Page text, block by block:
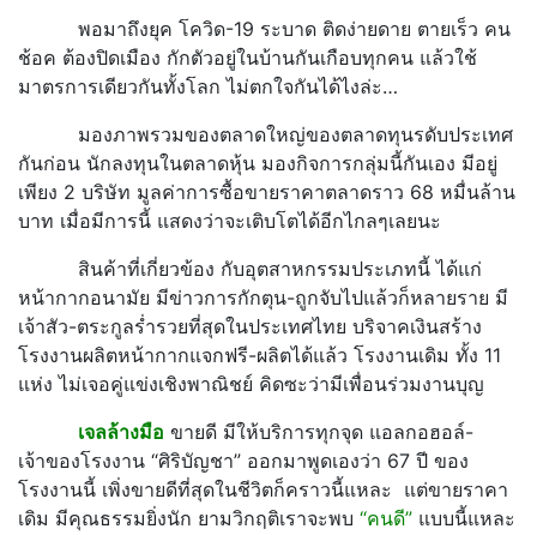
พอมาถึงยุค โควิด-19 ระบาด ติดง่ายดาย ตายเร็ว คน
ช้อค ต้องปิดเมือง กักตัวอยู่ในบ้านกันเกือบทุกคน แล้วใช้
มาตรการเดียวกันทั้งโลก ไม่ตกใจกันได้ไงล่ะ…
มองภาพรวมของตลาดใหญ่ของตลาดทุนรดับประเทศ
กันก่อน นักลงทุนในตลาดหุ้น มองกิจการกลุ่มนี้กันเอง มีอยู่
เพียง 2 บริษัท มูลค่าการซื้อขายราคาตลาดราว 68 หมื่นล้าน
บาท เมื่อมีการนี้ แสดงว่าจะเติบโตได้อีกไกลๆเลยนะ
สินค้าที่เกี่ยวข้อง กับอุตสาหกรรมประเภทนี้ ได้แก่
หน้ากากอนามัย มีข่าวการกักตุน-ถูกจับไปแล้วก็หลายราย มี
เจ้าสัว-ตระกูลร่ำรวยที่สุดในประเทศไทย บริจาคเงินสร้าง
โรงงานผลิตหน้ากากแจกฟรี-ผลิตได้แล้ว โรงงานเดิม ทั้ง 11
แห่ง ไม่เจอคู่แข่งเชิงพาณิชย์ คิดซะว่ามีเพื่อนร่วมงานบุญ
เจลล้างมือ ขายดี มีให้บริการทุกจุด แอลกอฮอล์-
เจ้าของโรงงาน “ศิริบัญชา” ออกมาพูดเองว่า 67 ปี ของ
โรงงานนี้ เพิ่งขายดีที่สุดในชีวิตก็คราวนี้แหละ แต่ขายราคา
เดิม มีคุณธรรมยิ่งนัก ยามวิกฤติเราจะพบ “คนดี” แบบนี้แหละ